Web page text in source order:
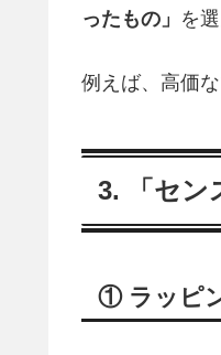
ったもの」 を
例えば、高価
3. 「セン
① ラッピ